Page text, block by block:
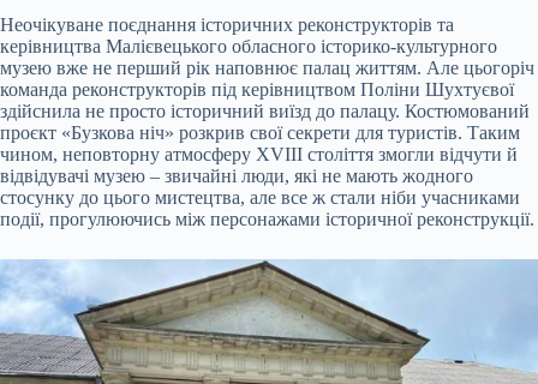
Неочікуване поєднання історичних реконструкторів та
керівництва Малієвецького обласного історико-культурного
музею вже не перший рік наповнює палац життям. Але цьогоріч
команда реконструкторів під керівництвом Поліни Шухтуєвої
здійснила не просто історичний виїзд до палацу. Костюмований
проєкт «Бузкова ніч» розкрив свої секрети для туристів. Таким
чином, неповторну атмосферу XVIII століття змогли відчути й
відвідувачі музею – звичайні люди, які не мають жодного
стосунку до цього мистецтва, але все ж стали ніби учасниками
події, прогулюючись між персонажами історичної реконструкції.